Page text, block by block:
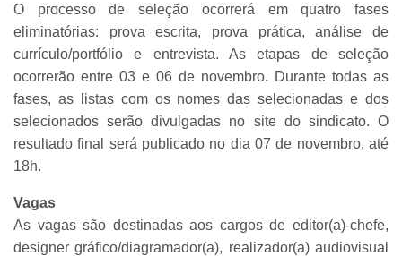
O processo de seleção ocorrerá em quatro fases
eliminatórias: prova escrita, prova prática, análise de
currículo/portfólio e entrevista. As etapas de seleção
ocorrerão entre 03 e 06 de novembro. Durante todas as
fases, as listas com os nomes das selecionadas e dos
selecionados serão divulgadas no site do sindicato. O
resultado final será publicado no dia 07 de novembro, até
18h.
Vagas
As vagas são destinadas aos cargos de editor(a)-chefe,
designer gráfico/diagramador(a), realizador(a) audiovisual